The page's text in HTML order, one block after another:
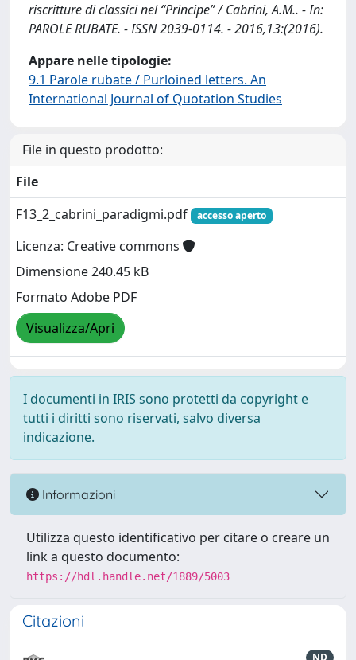
riscritture di classici nel “Principe” / Cabrini, A.M.. - In:
PAROLE RUBATE. - ISSN 2039-0114. - 2016,13:(2016).
Appare nelle tipologie:
9.1 Parole rubate / Purloined letters. An
International Journal of Quotation Studies
File in questo prodotto:
File
F13_2_cabrini_paradigmi.pdf
accesso aperto
Licenza: Creative commons
Dimensione 240.45 kB
Formato Adobe PDF
Visualizza/Apri
I documenti in IRIS sono protetti da copyright e
tutti i diritti sono riservati, salvo diversa
indicazione.
Informazioni
Utilizza questo identificativo per citare o creare un
link a questo documento:
https://hdl.handle.net/1889/5003
Citazioni